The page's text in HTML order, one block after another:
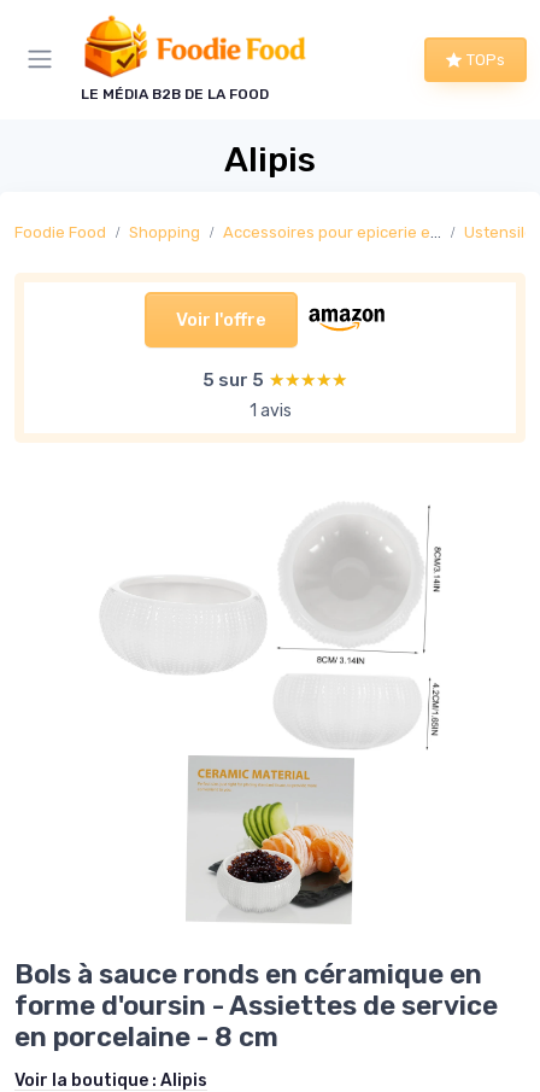
LE MÉDIA B2B DE LA FOOD
TOPs
Alipis
Foodie Food Shopping Accessoires pour epicerie et boisson
Voir l'offre
5 sur 5 ★★★★★
★★★★★
1 avis
Bols à sauce ronds en céramique en
forme d'oursin - Assiettes de service
en porcelaine - 8 cm
Voir la boutique : Alipis
Panneau de gestion des cookies